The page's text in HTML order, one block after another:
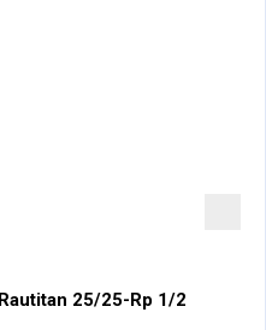
25/25-Rp 1/2